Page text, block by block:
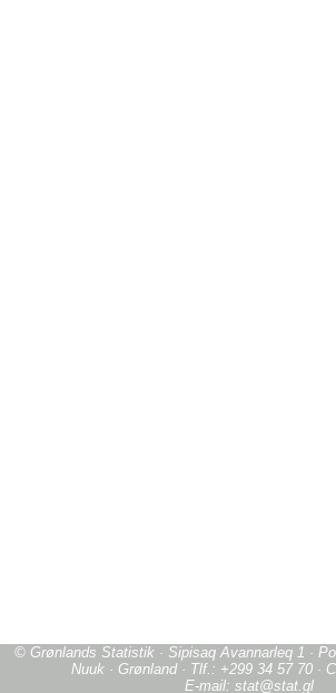
© Grønlands Statistik · Sipisaq Avannarleq 1 ·
Nuuk · Grønland · Tlf.: +299 34 57 70 ·
E-mail: stat@stat.gl